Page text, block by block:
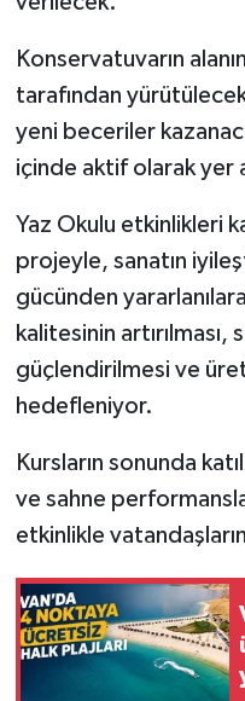
Konservatuvarın
tarafından
yeni beceriler
içinde aktif olarak yer
Yaz Okulu etkinlikleri
projeyle, sanatın
gücünden
kalitesinin artırılması,
güçlendirilmesi ve
hedefleniyor.
Kursların sonunda
ve sahne
etkinlikle